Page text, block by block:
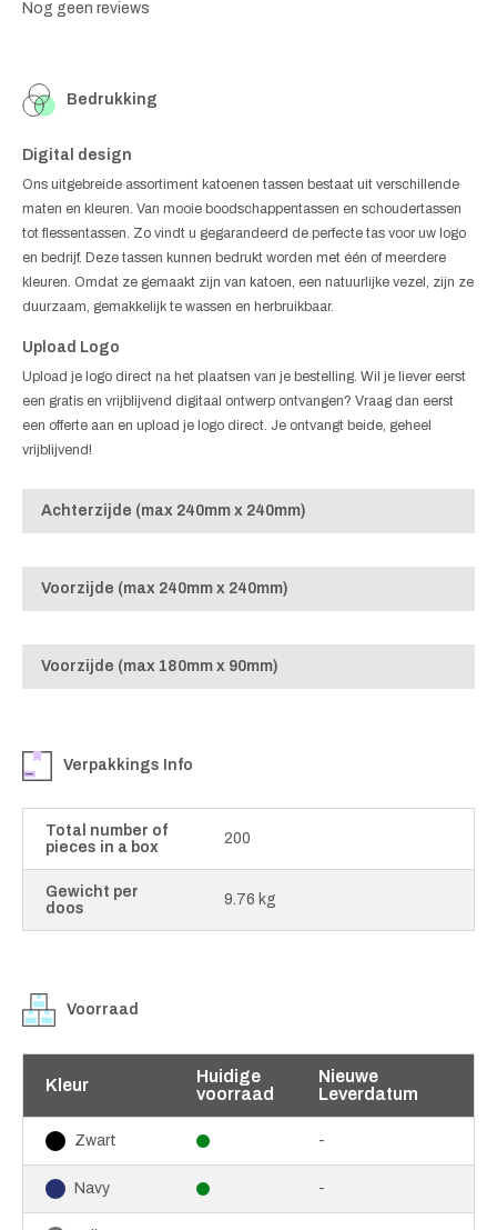
Nog geen reviews
Bedrukking
Digital design
Ons uitgebreide assortiment katoenen tassen bestaat uit verschillende
maten en kleuren. Van mooie boodschappentassen en schoudertassen
tot flessentassen. Zo vindt u gegarandeerd de perfecte tas voor uw logo
en bedrijf. Deze tassen kunnen bedrukt worden met één of meerdere
kleuren. Omdat ze gemaakt zijn van katoen, een natuurlijke vezel, zijn ze
duurzaam, gemakkelijk te wassen en herbruikbaar.
Upload Logo
Upload je logo direct na het plaatsen van je bestelling. Wil je liever eerst
een gratis en vrijblijvend digitaal ontwerp ontvangen? Vraag dan eerst
een offerte aan en upload je logo direct. Je ontvangt beide, geheel
vrijblijvend!
Achterzijde (max 240mm x 240mm)
Voorzijde (max 240mm x 240mm)
Voorzijde (max 180mm x 90mm)
Verpakkings Info
Total number of
pieces in a box
200
Gewicht per
doos
9.76 kg
Voorraad
Kleur
Huidige
voorraad
Nieuwe
Leverdatum
Zwart -
Navy -